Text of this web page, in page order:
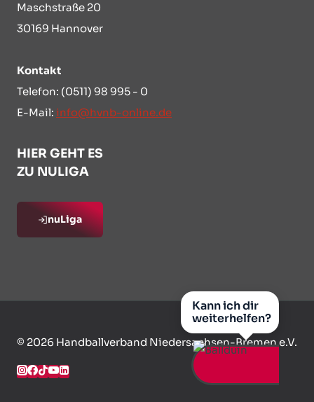
Maschstraße 20
30169 Hannover
Kontakt
Telefon: (0511) 98 995 - 0
E-Mail: info@hvnb-online.de
HIER GEHT ES
ZU NULIGA
nuLiga
© 2026 Handballverband Niedersachsen-Bremen e.V.
Kann ich dir
weiterhelfen?